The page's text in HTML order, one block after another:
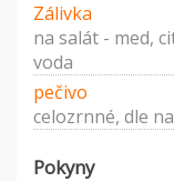
Zálivka
na salát - med,
voda
pečivo
celozrnné, dle
Pokyny